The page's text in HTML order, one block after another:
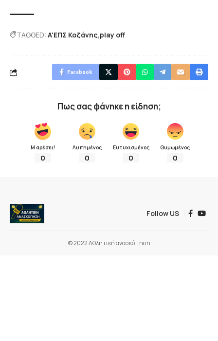
TAGGED: A'ΕΠΣ Κοζάνης play off
Facebook
Πως σας φάνηκε η είδηση;
Μ αρέσει!
0
Λυπημένος
0
Ευτυχισμένος
0
Θυμωμένος
0
Follow US
© 2022 Αθλητική ανασκόπηση